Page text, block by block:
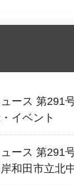
ース 第291
イベント
ース 第291
和田市立北